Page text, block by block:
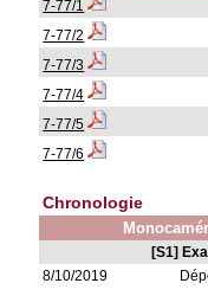
7-77/1
7-77/2
7-77/3
7-77/4
7-77/5
7-77/6
Chronologie
[S1]
8/10/2019